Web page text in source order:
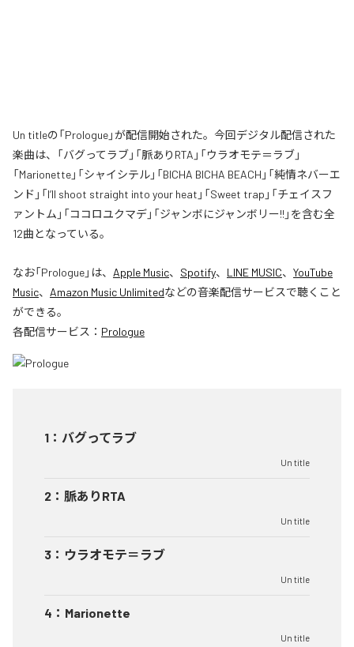
Un titleの「Prologue」が配信開始された。今回デジタル配信された
楽曲は、「バグってラブ」「脈ありRTA」「ウラオモテ＝ラブ」
「Marionette」「シャイシテル」「BICHA BICHA BEACH」「純情ネバーエ
ンド」「I’ll shoot straight into your heat」「Sweet trap」「チェイスフ
ァントム」「ココロユクマデ」「ジャンボにジャンボリー!!」を含む全
12曲となっている。
なお「Prologue」は、 Apple Music、 Spotify、 LINE MUSIC、 YouTube
Music、 Amazon Music Unlimitedなどの音楽配信サービスで聴くこと
ができる。
各配信サービス： Prologue
1 ： バグってラブ
Un title
2 ： 脈ありRTA
Un title
3 ： ウラオモテ＝ラブ
Un title
4 ： Marionette
Un title